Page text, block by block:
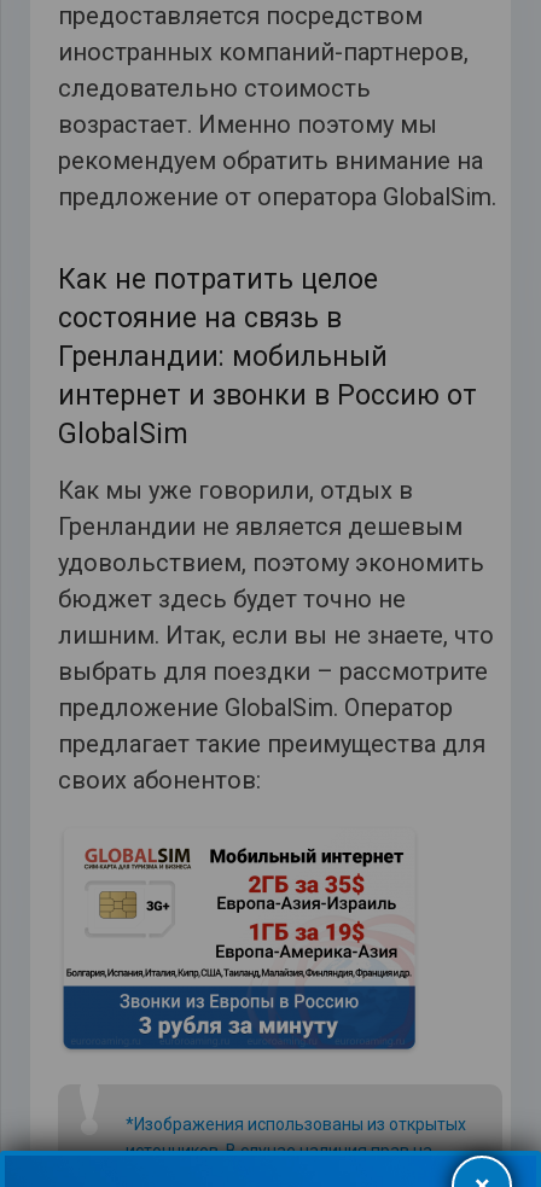
предоставляется посредством
иностранных компаний-партнеров,
следовательно стоимость
возрастает. Именно поэтому мы
рекомендуем обратить внимание на
предложение от оператора GlobalSim.
Как не потратить целое
состояние на связь в
Гренландии: мобильный
интернет и звонки в Россию от
GlobalSim
Как мы уже говорили, отдых в
Гренландии не является дешевым
удовольствием, поэтому экономить
бюджет здесь будет точно не
лишним. Итак, если вы не знаете, что
выбрать для поездки – рассмотрите
предложение GlobalSim. Оператор
предлагает такие преимущества для
своих абонентов:
❗
*Изображения использованы из открытых
источников. В случае наличия прав на